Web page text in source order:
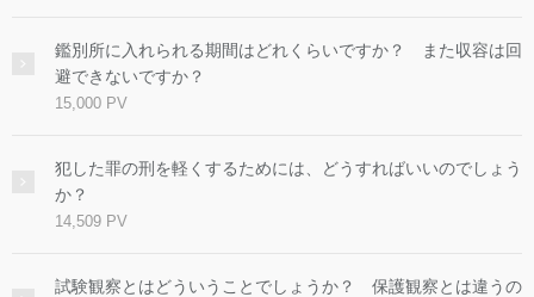
鑑別所に入れられる期間はどれくらいですか？ また収容は回
避できないですか？
15,000 PV
犯した罪の刑を軽くするためには、どうすればいいのでしょう
か？
14,509 PV
試験観察とはどういうことでしょうか？ 保護観察とは違うの